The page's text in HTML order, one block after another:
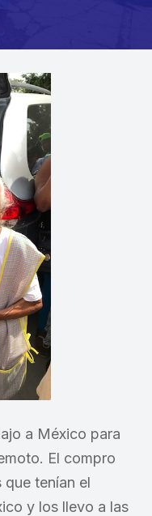
a México para
El compro
tenían el
y los llevo a las